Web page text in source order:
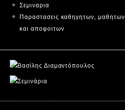
Σεμιναρια
Παραστασεις καθηγητων, μαθητων
και αποφοιτων